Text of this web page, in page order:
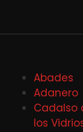
Abades
Adanero
Cadalso
los